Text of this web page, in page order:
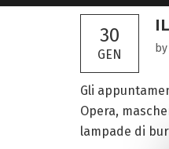
30
GEN
Gli
Opera,
lampade di